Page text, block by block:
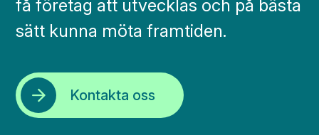
få företag att utvecklas och på bästa
sätt kunna möta framtiden.
Kontakta oss